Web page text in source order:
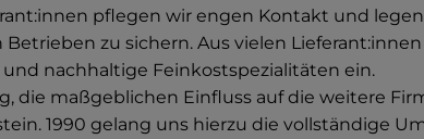
pflegen wir engen Kontakt und
zu sichern. Aus vielen
nachhaltige Feinkostspezialitäten ein.
die maßgeblichen Einfluss auf die weitere
1990 gelang uns hierzu die vollständige